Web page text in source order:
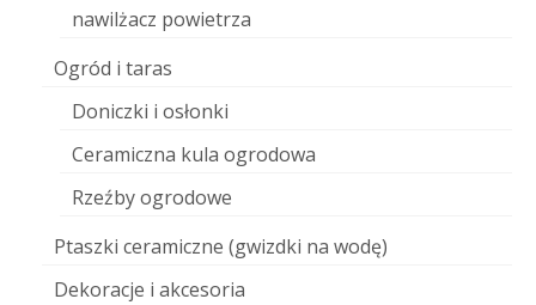
nawilżacz powietrza
Ogród i taras
Doniczki i osłonki
Ceramiczna kula ogrodowa
Rzeźby ogrodowe
Ptaszki ceramiczne (gwizdki na wodę)
Dekoracje i akcesoria